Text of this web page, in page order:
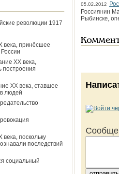
революции 1917
века, принёсшее
ХХ века,
построения
ХХ века, ставшее
людей
поскольку
последствий
социальный
05.02.2012
Россиянин
Рыбинске,